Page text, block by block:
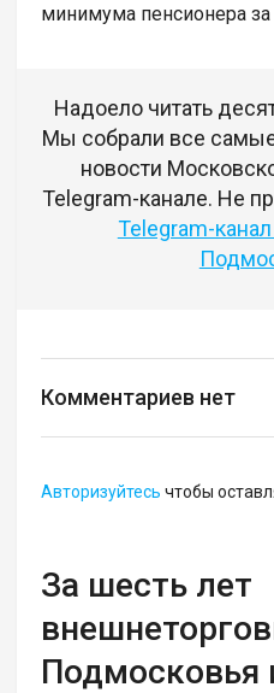
минимума пенсионера
Надоело читать
Мы собрали все
новости
Telegram-канале. Не
Telegram-
Комментариев нет
Авторизуйтесь чтобы
За шесть лет
Подмосковья